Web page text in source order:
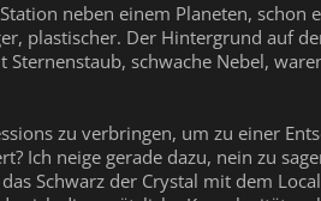
neben einem Planeten, schon
plastischer. Der Hintergrund auf
schwache Nebel,
zu verbringen, um zu einer
Ich neige gerade dazu, nein zu
Schwarz der Crystal mit dem